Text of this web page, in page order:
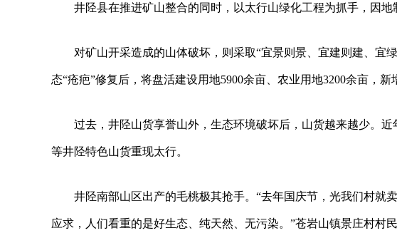
井陉县在推进矿山整合的同时，以太行山绿化工程为抓手，因地
对矿山开采造成的山体破坏，则采取“宜景则景、宜建则建、宜
态“疮疤”修复后，将盘活建设用地5900余亩、农业用地3200余亩，新
过去，井陉山货享誉山外，生态环境破坏后，山货越来越少。
等井陉特色山货重现太行。
井陉南部山区出产的毛桃极其抢手。“去年国庆节，光我们村就
应求，人们看重的是好生态、纯天然、无污染。”苍岩山镇景庄村村民